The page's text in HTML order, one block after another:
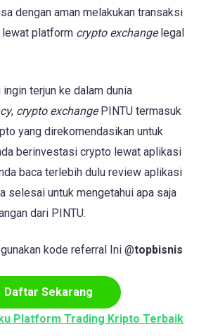
dengan aman melakukan transaksi
lewat platform crypto exchangelegal
ingin terjun ke dalam dunia
, crypto exchangePINTU termasuk
yang direkomendasikan untuk
berinvestasi crypto lewat aplikasi
baca terlebih dulu review aplikasi
selesai untuk mengetahui apa saja
dari PINTU.
kode referral Ini @topbisnis
Daftar Sekarang
Platform Trading Kripto Terbaik